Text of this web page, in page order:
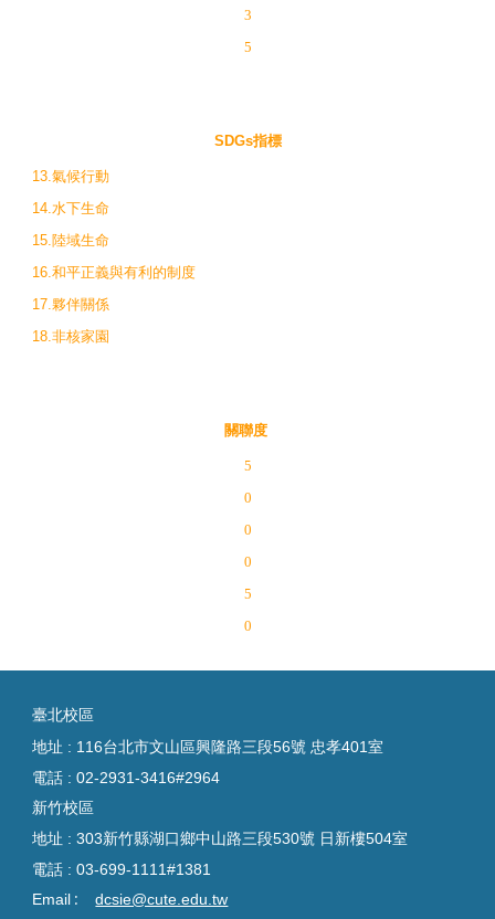
3
5
SDGs指標
13.氣候行動
14.水下生命
15.陸域生命
16.和平正義與有利的制度
17.夥伴關係
18.非核家園
關聯度
5
0
0
0
5
0
臺北校區
地址 : 116台北市文山區興隆路三段56號 忠孝401室
電話 :02-2931-3416#2964
新竹校區
地址 : 303新竹縣湖口鄉中山路三段530號 日新樓504室
電話 :03-699-1111#1381
Email :dcsie@cute.edu.tw